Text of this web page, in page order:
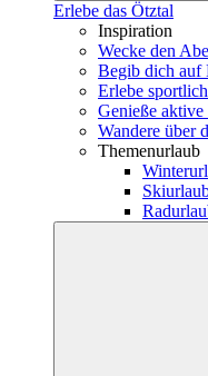
Erlebe das Ötztal
Inspiration
Wecke den
Begib dich auf
Erlebe
Genieße
Wandere über
Themenurlaub